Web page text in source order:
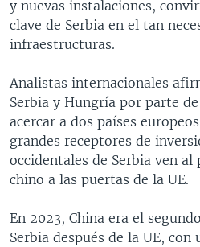
y nuevas instalaciones,
clave de Serbia en el tan
infraestructuras.
Analistas internacionales
Serbia y Hungría por parte
acercar a dos países
grandes receptores de
occidentales de Serbia ven
chino a las puertas de la UE.
En 2023, China era el
Serbia después de la UE,